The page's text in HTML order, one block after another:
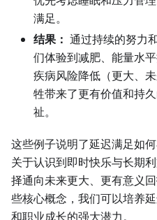
满足。
结果： 通过持续的努力
们体验到减肥、能量水
疾病风险降低（更大、
牲带来了更有价值和持
祉。
这些例子说明了延迟满足如
关于认识到即时快乐与长期
择通向未来更大、更有意义
些核心概念，我们可以培养
和职业成长的强大潜力。